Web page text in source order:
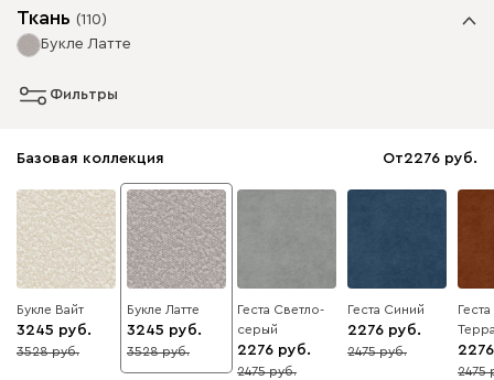
Ткань (110)
Букле Латте
Фильтры
Базовая коллекция От2276
Букле Вайт
3245
8
3528
Букле Латте
3245
8
3528
Геста Светло-
серый
2276
8
2475
Геста Синий
2276
8
2475
Геста
2276
8
2475